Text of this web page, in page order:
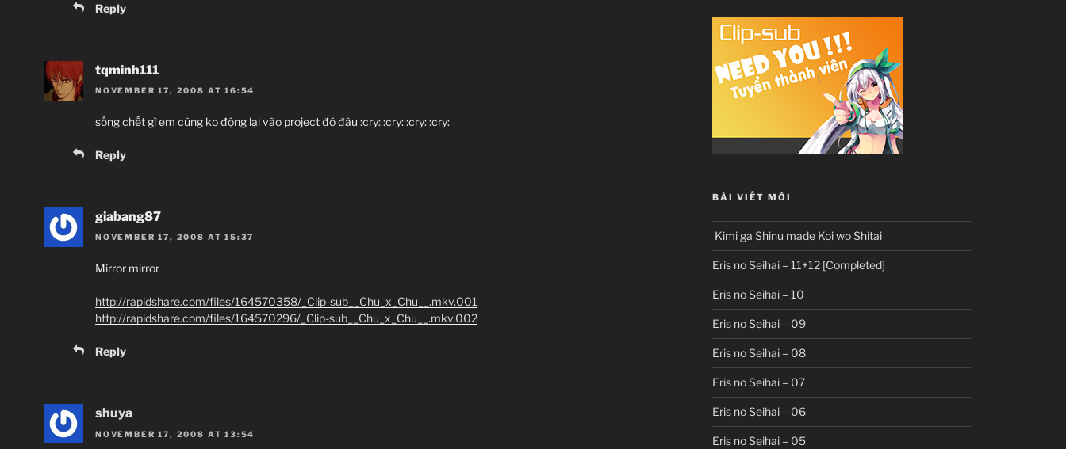
Reply
tqminh111
NOVEMBER 17, 2008 AT 16:54
sống chết gì em cũng ko động lại vào project đó đâu :cry: :cry: :cry: :cry:
Reply
giabang87
NOVEMBER 17, 2008 AT 15:37
Mirror mirror
http://rapidshare.com/files/164570358/_Clip-sub__Chu_x_Chu__.mkv.001
http://rapidshare.com/files/164570296/_Clip-sub__Chu_x_Chu__.mkv.002
Reply
shuya
NOVEMBER 17, 2008 AT 13:54
BÀI VIẾT MỚI
Kimi ga Shinu made Koi wo Shitai
Eris no Seihai – 11+12 [Completed]
Eris no Seihai – 10
Eris no Seihai – 09
Eris no Seihai – 08
Eris no Seihai – 07
Eris no Seihai – 06
Eris no Seihai – 05